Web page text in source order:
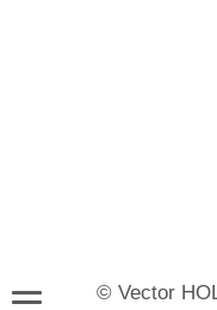
© Vector